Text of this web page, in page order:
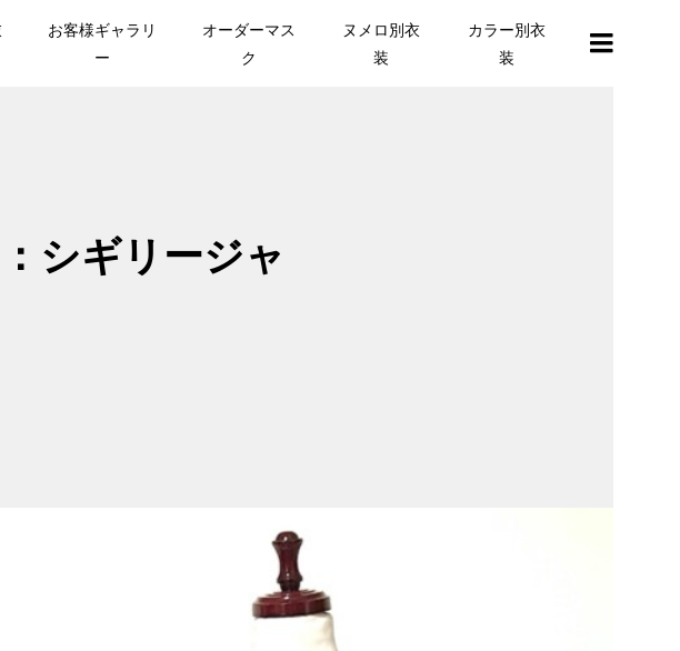
お客様ギャラリ
ー
オーダーマス
ク
ヌメロ別衣
装
カラー別衣
装
シギリージャ